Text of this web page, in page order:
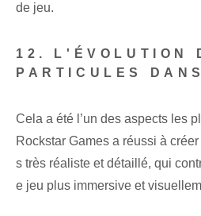
de jeu.
12. L'ÉVOLUTION
PARTICULES
Cela a été l’un des aspects les
Rockstar Games a réussi à
s très réaliste et détaillé, qui
e jeu plus immersive et